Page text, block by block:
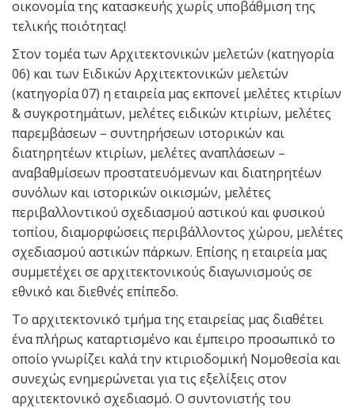
οικονομία της κατασκευής χωρίς υποβάθμιση της
τελικής ποιότητας!
Στον τομέα των Αρχιτεκτονικών μελετών (κατηγορία
06) και των Ειδικών Αρχιτεκτονικών μελετών
(κατηγορία 07) η εταιρεία μας εκπονεί μελέτες κτιρίων
& συγκροτημάτων, μελέτες ειδικών κτιρίων, μελέτες
παρεμβάσεων – συντηρήσεων ιστορικών και
διατηρητέων κτιρίων, μελέτες αναπλάσεων –
αναβαθμίσεων προστατευόμενων και διατηρητέων
συνόλων και ιστορικών οικισμών, μελέτες
περιβαλλοντικού σχεδιασμού αστικού και φυσικού
τοπίου, διαμορφώσεις περιβάλλοντος χώρου, μελέτες
σχεδιασμού αστικών πάρκων. Επίσης η εταιρεία μας
συμμετέχει σε αρχιτεκτονικούς διαγωνισμούς σε
εθνικό και διεθνές επίπεδο.
Το αρχιτεκτονικό τμήμα της εταιρείας μας διαθέτει
ένα πλήρως καταρτισμένο και έμπειρο προσωπικό το
οποίο γνωρίζει καλά την κτιριοδομική Νομοθεσία και
συνεχώς ενημερώνεται για τις εξελίξεις στον
αρχιτεκτονικό σχεδιασμό. Ο συντονιστής του